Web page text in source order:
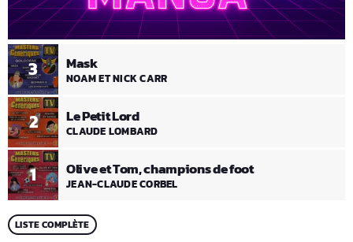
1 Olive et Tom, champions de foot
JEAN-CLAUDE CORBEL
2 Le Petit Lord
CLAUDE LOMBARD
3 Mask
NOAM ET NICK CARR
LISTE COMPLÈTE